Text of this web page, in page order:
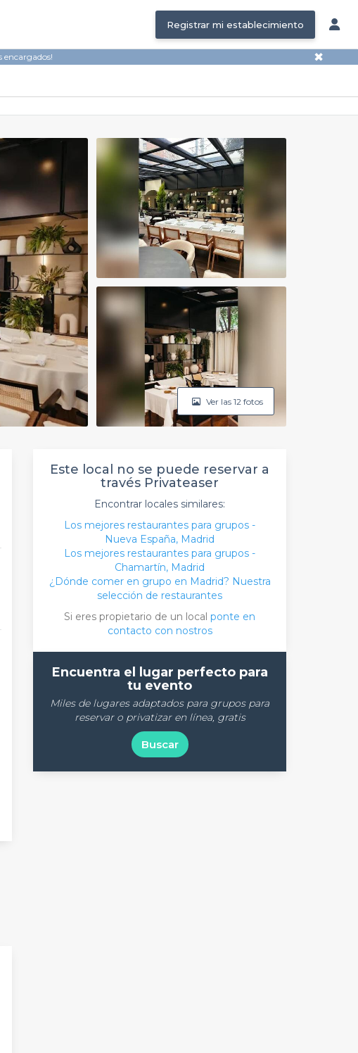
Registrar mi establecimiento
✖
Ver las 12 fotos
Este local no se puede reservar a
través Privateaser
Encontrar locales similares:
Los mejores restaurantes para grupos -
Nueva España, Madrid
Los mejores restaurantes para grupos -
Chamartín, Madrid
¿Dónde comer en grupo en Madrid? Nuestra
selección de restaurantes
Si eres propietario de un local ponte en
contacto con nostros
Encuentra el lugar perfecto para
tu evento
Miles de lugares adaptados para grupos para
reservar o privatizar en línea, gratis
Buscar